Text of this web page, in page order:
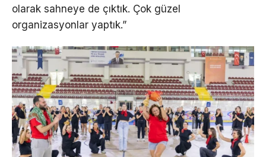
olarak sahneye de çıktık. Çok güzel
organizasyonlar yaptık.”